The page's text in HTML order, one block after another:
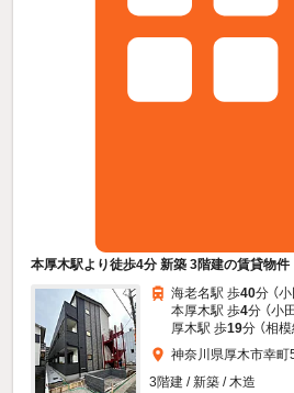
本厚木駅より徒歩4分 新築 3階建の賃貸物件
海老名駅 歩40分 （
本厚木駅 歩4分 （小
厚木駅 歩19分 （相
神奈川県厚木市幸町
3階建 / 新築 / 木造